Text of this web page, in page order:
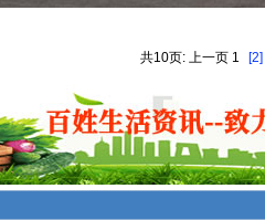
共10页: 上一页 1 [2]